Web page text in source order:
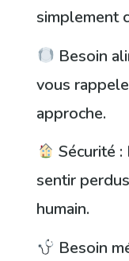
simplement
Besoin
vous
approche.
Sécurité
sentir
humain.
Besoin